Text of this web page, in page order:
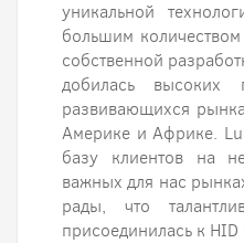
уникальной
большим
собственной
добилась высоких
развивающихся
Америке и Африке.
базу клиентов на
важных для нас
рады, что
присоединилась к